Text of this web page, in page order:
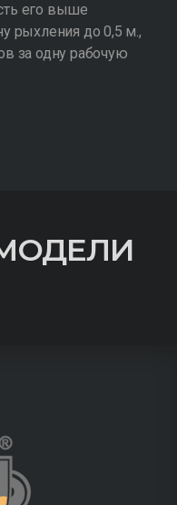
его выше
рыхления до 0,5 м.,
за одну рабочую